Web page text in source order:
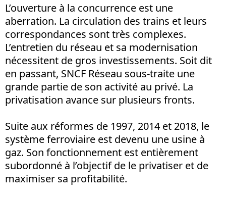
L’ouverture à la concurrence est une
aberration. La circulation des trains et leurs
correspondances sont très complexes.
L’entretien du réseau et sa modernisation
nécessitent de gros investissements. Soit dit
en passant, SNCF Réseau sous-traite une
grande partie de son activité au privé. La
privatisation avance sur plusieurs fronts.
Suite aux réformes de 1997, 2014 et 2018, le
système ferroviaire est devenu une usine à
gaz. Son fonctionnement est entièrement
subordonné à l’objectif de le privatiser et de
maximiser sa profitabilité.